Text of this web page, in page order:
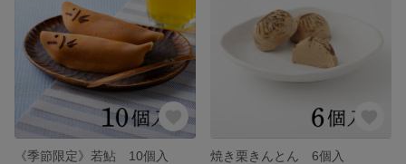
《季節限定》若鮎 10個入
焼き栗きんとん 6個入